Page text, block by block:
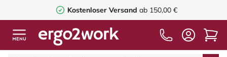
Kostenloser Versandab 150,00 €